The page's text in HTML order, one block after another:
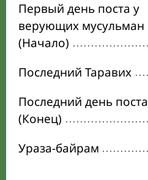
Первый день поста у
верующих мусульман
(Начало)
Последний Таравих
Последний день поста
(Конец)
Ураза-байрам